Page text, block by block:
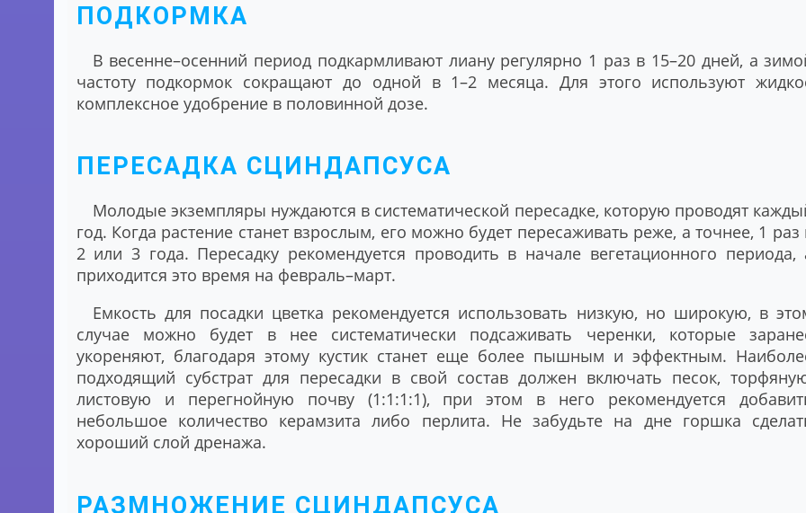
ПОДКОРМКА
В весенне–осенний период подкармливают лиану регулярно 1 раз в 15–20 дней, а
частоту подкормок сокращают до одной в 1–2 месяца. Для этого используют
комплексное удобрение в половинной дозе.
ПЕРЕСАДКА СЦИНДАПСУСА
Молодые экземпляры нуждаются в систематической пересадке, которую проводят
год. Когда растение станет взрослым, его можно будет пересаживать реже, а точнее, 1 раз
2 или 3 года. Пересадку рекомендуется проводить в начале вегетационного периода,
приходится это время на февраль–март.
Емкость для посадки цветка рекомендуется использовать низкую, но широкую, в
случае можно будет в нее систематически подсаживать черенки, которые
укореняют, благодаря этому кустик станет еще более пышным и эффектным.
подходящий субстрат для пересадки в свой состав должен включать песок,
листовую и перегнойную почву (1:1:1:1), при этом в него рекомендуется
небольшое количество керамзита либо перлита. Не забудьте на дне горшка
хороший слой дренажа.
РАЗМНОЖЕНИЕ СЦИНДАПСУСА